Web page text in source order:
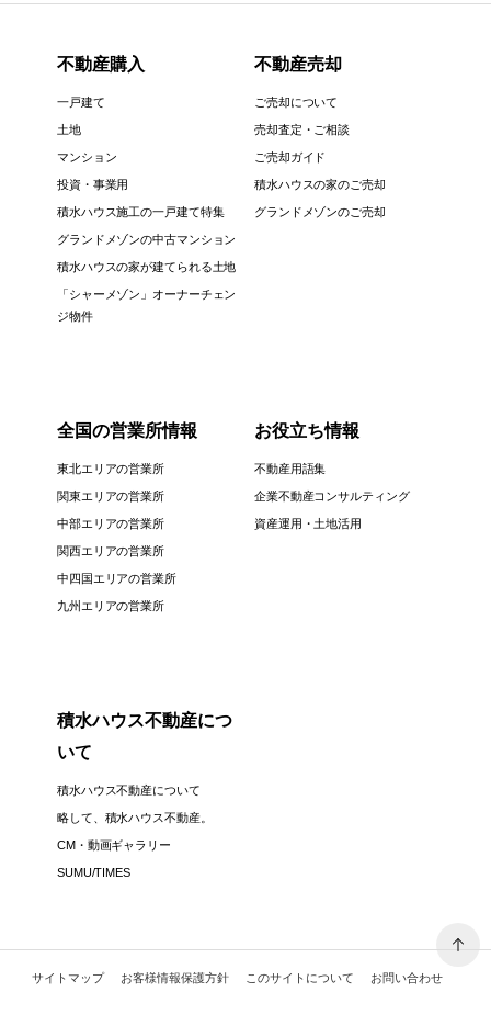
不動産購入
一戸建て
土地
マンション
投資・事業用
積水ハウス施工の一戸建て特集
グランドメゾンの中古マンション
積水ハウスの家が建てられる土地
「シャーメゾン」オーナーチェン
ジ物件
不動産売却
ご売却について
売却査定・ご相談
ご売却ガイド
積水ハウスの家のご売却
グランドメゾンのご売却
全国の営業所情報
東北エリアの営業所
関東エリアの営業所
中部エリアの営業所
関西エリアの営業所
中四国エリアの営業所
九州エリアの営業所
お役立ち情報
不動産用語集
企業不動産コンサルティング
資産運用・土地活用
積水ハウス不動産につ
いて
積水ハウス不動産について
略して、積水ハウス不動産。
CM・動画ギャラリー
SUMU/TIMES
サイトマップ お客様情報保護方針 このサイトについて お問い合わせ